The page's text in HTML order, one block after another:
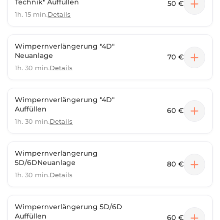
Dank, dass du mir dein Vertrauen schenkst – ich freue
mich auf dich! Best wishes Juicy 💗
Technik" Auffüllen
1h. 15 min.Details
50 €
Wimpernverlängerung "4D"
Neuanlage
1h. 30 min.Details
70 €
Wimpernverlängerung "4D"
Auffüllen
1h. 30 min.Details
60 €
Wimpernverlängerung
5D/6DNeuanlage
1h. 30 min.Details
80 €
Wimpernverlängerung 5D/6D
Auffüllen
60 €